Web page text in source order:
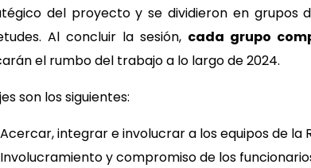
del proyecto y se dividieron en grupos
Al concluir la sesión, cada grupo
el rumbo del trabajo a lo largo de 2024.
son los siguientes:
Acercar, integrar e involucrar a los equipos de la
Involucramiento y compromiso de los